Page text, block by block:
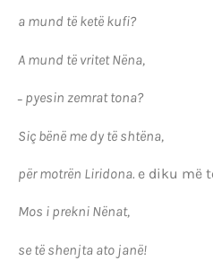
a mund të ketë kufi?
A mund të vritet Nëna,
˗ pyesin zemrat tona?
Siç bënë me dy të shtëna,
për motrën Liridona. e diku më
Mos i prekni Nënat,
se të shenjta ato janë!